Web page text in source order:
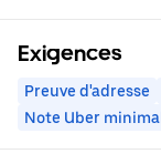
Exigences
Preuve d'adresse
Note Uber